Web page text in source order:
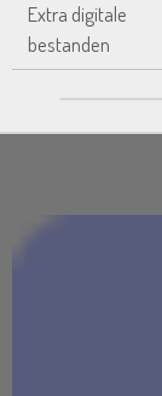
Extra digitale
bestanden